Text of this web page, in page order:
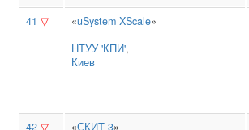
41 ▽ «uSystem XScale»
НТУУ 'КПИ',
Киев
42 ▽ «СКИТ-3»